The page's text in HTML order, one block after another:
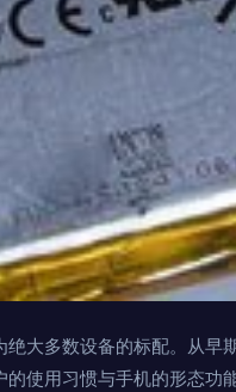
大多数设备的标配。从早
使用习惯与手机的形态功能